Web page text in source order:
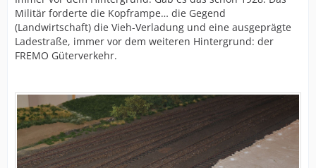
Militär forderte die Kopframpe… die Gegend
(Landwirtschaft) die Vieh-Verladung und eine ausgeprägte
Ladestraße, immer vor dem weiteren Hintergrund: der
FREMO Güterverkehr.